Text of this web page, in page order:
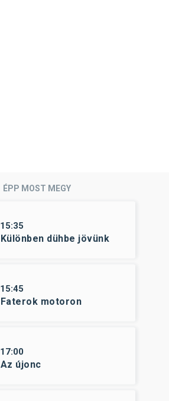
ÉPP MOST MEGY
15:35
Különben dühbe jövünk
15:45
Faterok motoron
17:00
Az újonc